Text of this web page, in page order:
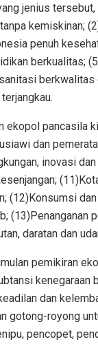
jenius
kemiskinan;
penuh
berkualitas;
berkwalitas
ekopol pancasila
dan
inovasi
(12)Konsumsi
(13)Penanganan
daratan dan
pemikiran
kenegaraan
dan
gotong-royong
pencopet,